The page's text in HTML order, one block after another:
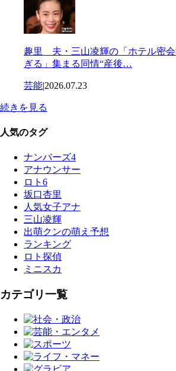
趣里 夫・三山凌輝の「ホテル密会
ぎる」集まる同情“産後…
芸能|2026.07.23
続きを見る
人気のタグ
ナンバーズ4
アナウンサー
ロト6
坂口杏里
人気女子アナ
三山凌輝
出萌クンの萌え予想
ランキング
ロト探偵
ミニスカ
カテゴリ一覧